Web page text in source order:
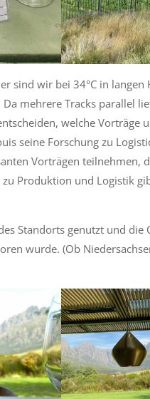
sind wir bei 34°C in langen
mehrere Tracks parallel
welche Vorträge
seine Forschung zu
Vorträgen teilnehmen,
Produktion und Logistik
Standorts genutzt und die
wurde. (Ob